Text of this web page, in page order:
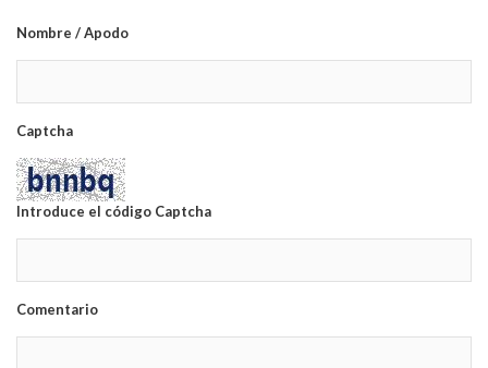
Nombre / Apodo
Captcha
Introduce el código Captcha
Comentario